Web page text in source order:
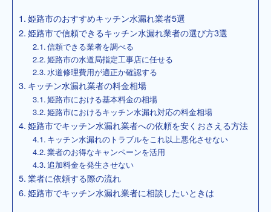
姫路市のおすすめキッチン水漏れ業者5選
姫路市で信頼できるキッチン水漏れ業者の選び方3選
信頼できる業者を調べる
姫路市の水道局指定工事店に任せる
水道修理費用が適正か確認する
キッチン水漏れ業者の料金相場
姫路市における基本料金の相場
姫路市におけるキッチン水漏れ対応の料金相場
姫路市でキッチン水漏れ業者への依頼を安くおさえる方法
キッチン水漏れのトラブルをこれ以上悪化させない
業者のお得なキャンペーンを活用
追加料金を発生させない
業者に依頼する際の流れ
姫路市でキッチン水漏れ業者に相談したいときは